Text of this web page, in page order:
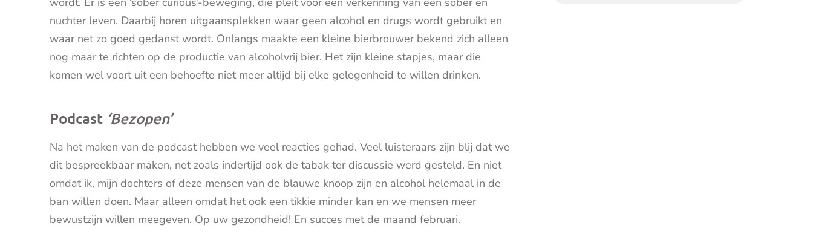
nuchter leven. Daarbij horen uitgaansplekken waar geen alcohol en drugs wordt gebruikt en
waar net zo goed gedanst wordt. Onlangs maakte een kleine bierbrouwer bekend zich alleen
nog maar te richten op de productie van alcoholvrij bier. Het zijn kleine stapjes, maar die
komen wel voort uit een behoefte niet meer altijd bij elke gelegenheid te willen drinken.
Podcast ‘Bezopen’
Na het maken van de podcast hebben we veel reacties gehad. Veel luisteraars zijn blij dat we
dit bespreekbaar maken, net zoals indertijd ook de tabak ter discussie werd gesteld. En niet
omdat ik, mijn dochters of deze mensen van de blauwe knoop zijn en alcohol helemaal in de
ban willen doen. Maar alleen omdat het ook een tikkie minder kan en we mensen meer
bewustzijn willen meegeven. Op uw gezondheid! En succes met de maand februari.